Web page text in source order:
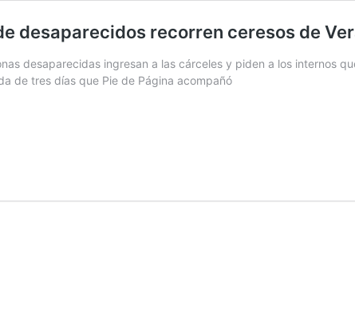
desaparecidos recorren ceresos de
desaparecidas ingresan a las cárceles y piden a los internos
de tres días que Pie de Página acompañó